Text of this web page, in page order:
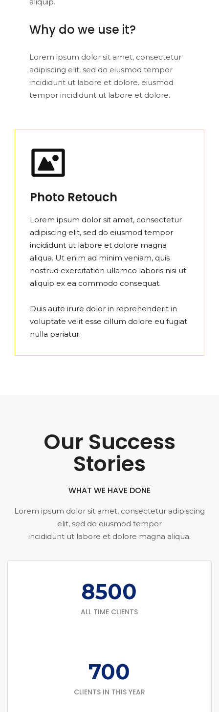
aliquip.
Why do we use it?
Lorem ipsum dolor sit amet, consectetur
adipiscing elit, sed do eiusmod tempor
incididunt ut labore et dolore. eiusmod
tempor incididunt ut labore et dolore.
Photo Retouch
Lorem ipsum dolor sit amet, consectetur
adipiscing elit, sed do eiusmod tempor
incididunt ut labore et dolore magna
aliqua. Ut enim ad minim veniam, quis
nostrud exercitation ullamco laboris nisi ut
aliquip ex ea commodo consequat.
Duis aute irure dolor in reprehenderit in
voluptate velit esse cillum dolore eu fugiat
nulla pariatur.
Our Success
Stories
WHAT WE HAVE DONE
Lorem ipsum dolor sit amet, consectetur adipiscing
elit, sed do eiusmod tempor
incididunt ut labore et dolore magna aliqua.
8500
ALL TIME CLIENTS
700
CLIENTS IN THIS YEAR